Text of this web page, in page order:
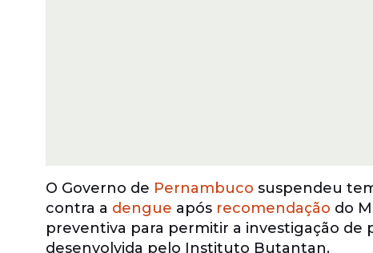
O Governo de Pernambuco suspendeu
contra a dengue após recomendação do
preventiva para permitir a investigação de
desenvolvida pelo Instituto Butantan.